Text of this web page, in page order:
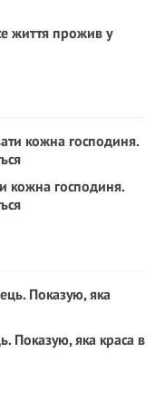
життя прожив у
кожна господиня.
Показую, яка краса в